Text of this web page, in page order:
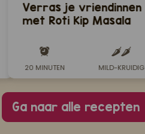
Verras je vriendinnen
met Roti Kip Masala
20 MINUTEN MILD-KRUIDIG
Ga naar alle recepten